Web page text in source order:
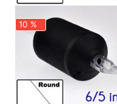
10 %